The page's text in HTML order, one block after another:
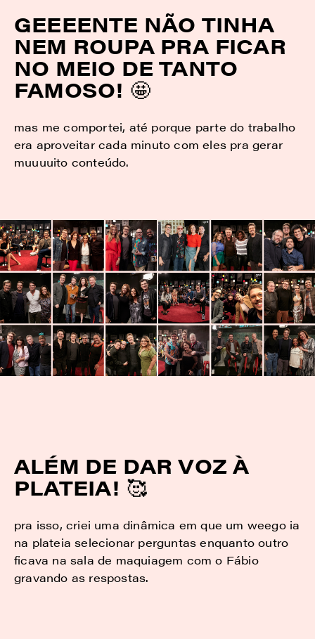
GEEEENTE NÃO TINHA
NEM ROUPA PRA FICAR
NO MEIO DE TANTO
FAMOSO! 🤩
mas me comportei, até porque parte do trabalho
era aproveitar cada minuto com eles pra gerar
muuuuito conteúdo.
ALÉM DE DAR VOZ À
PLATEIA! 🥰
pra isso, criei uma dinâmica em que um weego ia
na plateia selecionar perguntas enquanto outro
ficava na sala de maquiagem com o Fábio
gravando as respostas.